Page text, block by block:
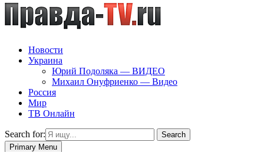
Новости
Украина
Юрий Подоляка — ВИДЕО
Михаил Онуфриенко — Видео
Россия
Мир
ТВ Онлайн
Search for:
Search
Primary Menu